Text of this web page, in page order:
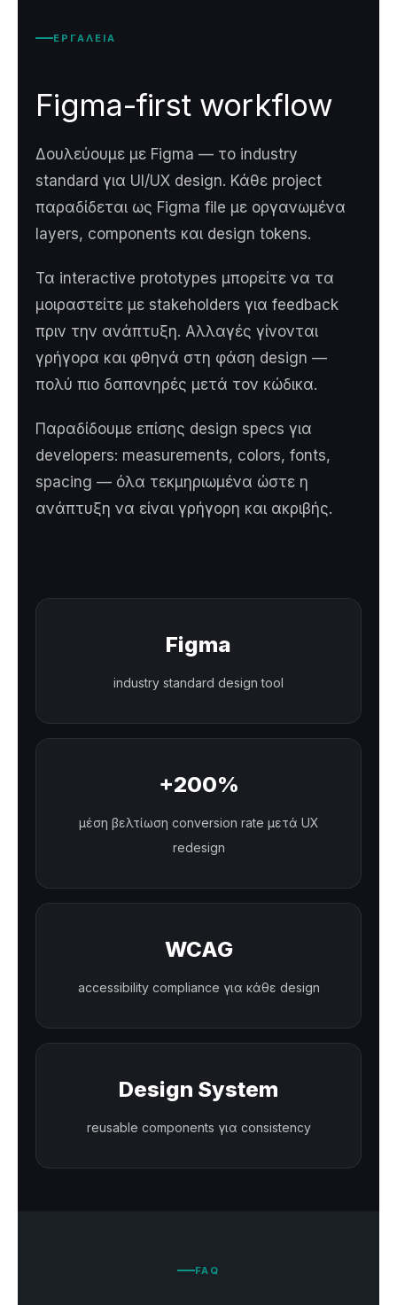
ΕΡΓΑΛΕΙΑ
Figma-first workflow
Δουλεύουμε με Figma — το industry
standard για UI/UX design. Κάθε project
παραδίδεται ως Figma file με οργανωμένα
layers, components και design tokens.
Τα interactive prototypes μπορείτε να τα
μοιραστείτε με stakeholders για feedback
πριν την ανάπτυξη. Αλλαγές γίνονται
γρήγορα και φθηνά στη φάση design —
πολύ πιο δαπανηρές μετά τον κώδικα.
Παραδίδουμε επίσης design specs για
developers: measurements, colors, fonts,
spacing — όλα τεκμηριωμένα ώστε η
ανάπτυξη να είναι γρήγορη και ακριβής.
Figma
industry standard design tool
+200%
μέση βελτίωση conversion rate μετά UX
redesign
WCAG
accessibility compliance για κάθε design
Design System
reusable components για consistency
FAQ